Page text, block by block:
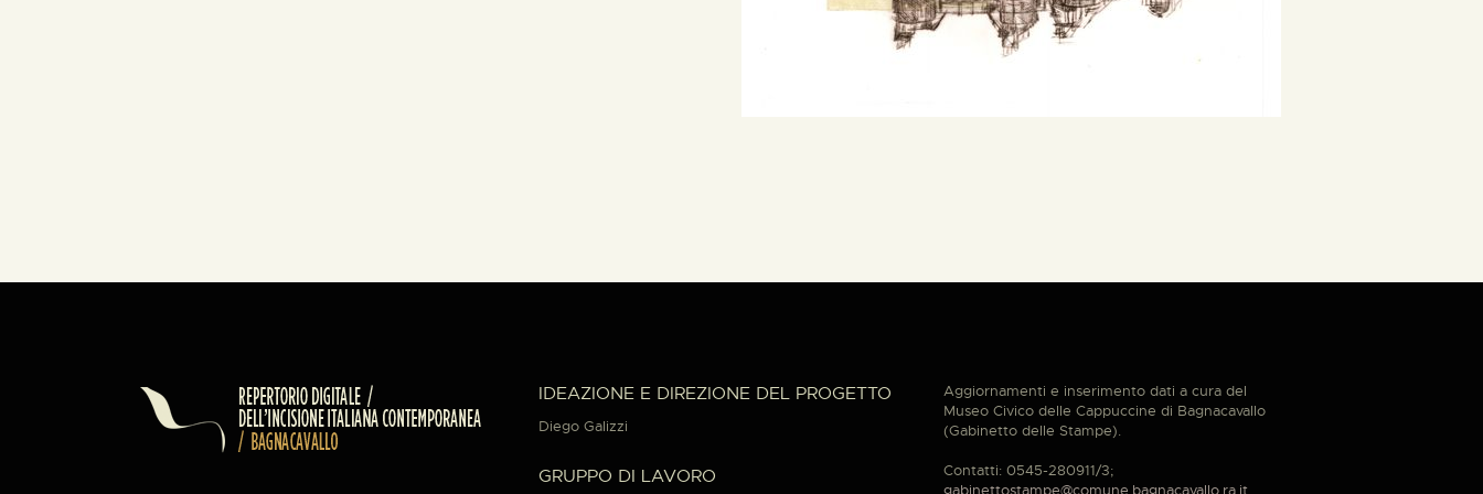
IDEAZIONE E DIREZIONE DEL PROGETTO
Diego Galizzi
GRUPPO DI LAVORO
Aggiornamenti e inserimento dati a cura del
Museo Civico delle Cappuccine di Bagnacavallo
(Gabinetto delle Stampe).
Contatti: 0545-280911/3;
gabinettostampe@comune.bagnacavallo.ra.it